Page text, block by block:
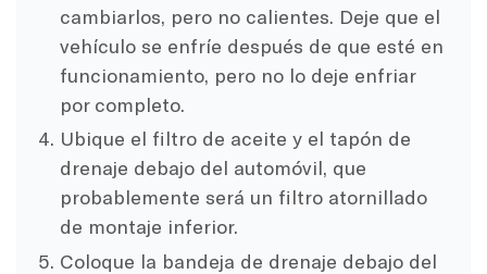
cambiarlos, pero no calientes. Deje que el
vehículo se enfríe después de que esté en
funcionamiento, pero no lo deje enfriar
por completo.
Ubique el filtro de aceite y el tapón de
drenaje debajo del automóvil, que
probablemente será un filtro atornillado
de montaje inferior.
Coloque la bandeja de drenaje debajo del